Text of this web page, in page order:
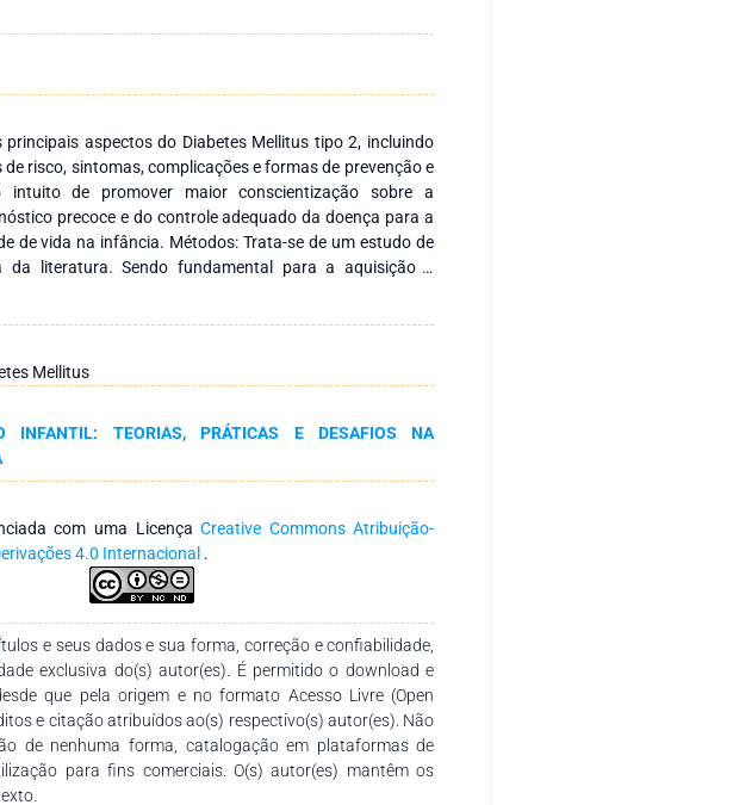
principais aspectos do Diabetes Mellitus tipo 2, incluindo
risco, sintomas, complicações e formas de prevenção e
intuito de promover maior conscientização sobre a
precoce e do controle adequado da doença para a
de vida na infância. Métodos: Trata-se de um estudo de
da literatura. Sendo fundamental para a aquisição e
sobre uma temática específica, evidenciando
Resultados: Como resultado, evidenciou-se
pode ser classificada em 3 categorias: DM1, DM2 e
principais causas a influência genética e ambiental.
clínicas foram descritas como poliúria,
entre outras, além de complicações micro e
Torna-se válido ressaltar o quão maléfico a
para o ser humano, principalmente no quadro direcionado
de desenvolvimento pode sofrer significativas
vezes dificultar ou limitar atividades básicas no dia a
Mellitus
INFANTIL: TEORIAS, PRÁTICAS E DESAFIOS NA
com uma LicençaCreative Commons Atribuição-
4.0 Internacional .
e seus dados e sua forma, correção e confiabilidade,
exclusiva do(s) autor(es). É permitido o download e
que pela origem e no formato Acesso Livre (Open
e citação atribuídos ao(s) respectivo(s) autor(es). Não
de nenhuma forma, catalogação em plataformas de
para fins comerciais. O(s) autor(es) mantêm os